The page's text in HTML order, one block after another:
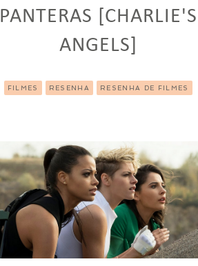
PANTERAS [CHARLIE'S
ANGELS]
FILMES RESENHA RESENHA DE FILMES